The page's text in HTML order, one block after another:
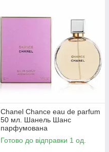
Chanel Chance eau de parfum
50 мл. Шанель Шанс
парфумована
Готово до відправки 1 од.